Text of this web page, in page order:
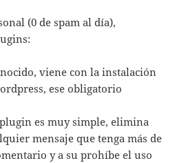
(0 de spam al día),
viene con la instalación
ese obligatorio
plugin es muy simple, elimina
mensaje que tenga más de
y a su prohíbe el uso